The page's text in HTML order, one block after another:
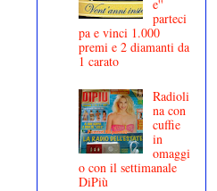
e''
parteci
pa e vinci 1.000
premi e 2 diamanti da
1 carato
Radioli
na con
cuffie
in
omaggi
o con il settimanale
DiPiù